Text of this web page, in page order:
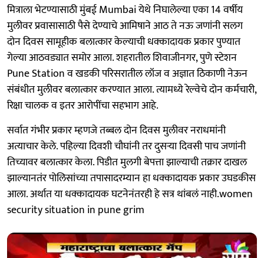
मित्राला भेटण्यासाठी मुंबई Mumbai येथे निघालेल्या एका 14 वर्षीय
मुलीवर प्रवासासाठी पैसे देण्याचे आमिषाने आठ ते नऊ जणांनी सलग
दोन दिवस सामूहीक बलात्कार केल्याची धक्कादायक प्रकार पुण्यात
गेल्या आठवड्यात समोर आला. शहरातील शिवाजीनगर, पुणे स्टेशन
Pune Station व खडकी परिसरातील लॉज व अज्ञात ठिकाणी नेऊन
संबंधीत मुलीवर बलात्कार करण्यात आला. त्यामध्ये रेल्वेचे दोन कर्मचारी,
रिक्षा चालक व इतर आरोपींचा सहभाग आहे.
सर्वात गंभीर प्रकार म्हणजे तब्बल दोन दिवस मुलीवर नराधमांनी
अत्याचार केले. पहिल्या दिवशी चौघांनी तर दुसर्‍या दिवसी पाच जणांनी
तिच्यावर बलात्कार केला. पिडीत मुलगी बेपत्ता झाल्याची तक्रार दाखल
झाल्यानतंर पोलिसांच्या तपासादरम्यान हा धक्कादायक प्रकार उघडकीस
आला. अर्थात या धक्कादायक घटनेनंतरही हे सत्र थांबलं नाही.women
security situation in pune grim